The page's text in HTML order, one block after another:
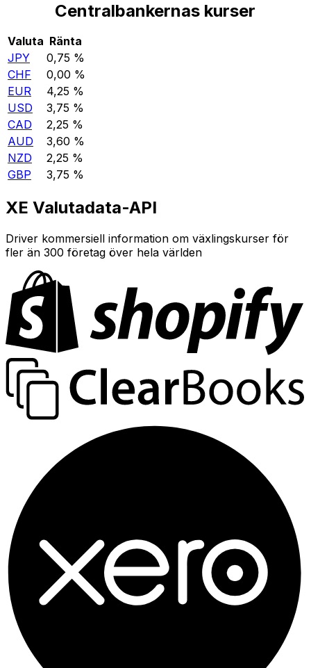
Centralbankernas kurser
Valuta Ränta
JPY
0,75 %
CHF
0,00 %
EUR
4,25 %
USD
3,75 %
CAD
2,25 %
AUD
3,60 %
NZD
2,25 %
GBP
3,75 %
XE Valutadata-API
Driver kommersiell information om växlingskurser för
fler än 300 företag över hela världen